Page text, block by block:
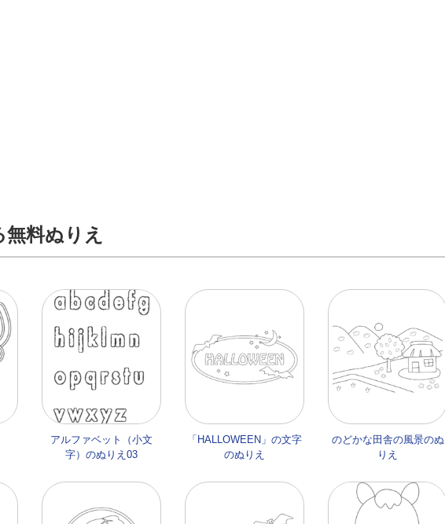
無料ぬりえ
アルファベット（小文
字）のぬりえ03
「HALLOWEEN」の文字
のぬりえ
のどかな田舎の風景のぬ
りえ